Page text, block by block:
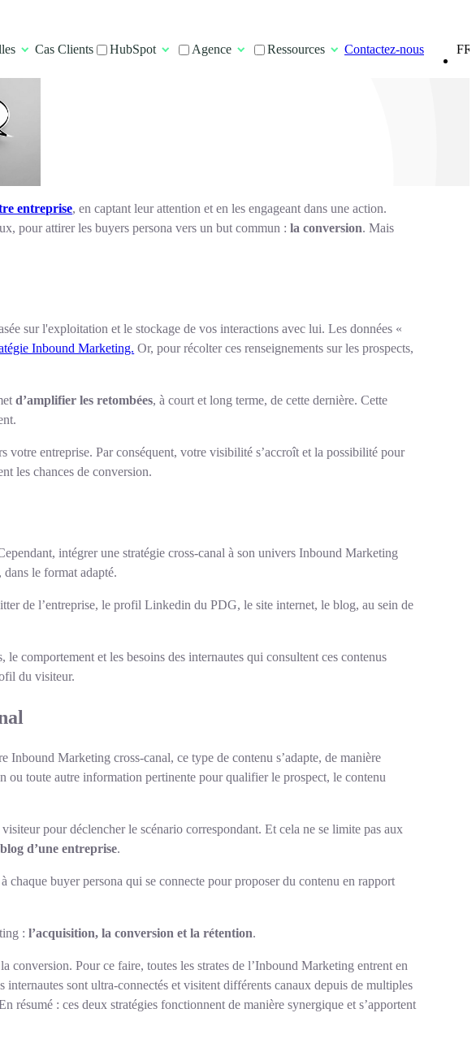
Cas Clients HubSpot Agence Ressources Contactez-nous
entreprise, en captant leur attention et en les engageant dans une action.
pour attirer les buyers persona vers un but commun :la conversion. Mais
sur l'exploitation et le stockage de vos interactions avec lui. Les données «
Inbound Marketing. Or, pour récolter ces renseignements sur les prospects,
d’amplifier les retombées, à court et long terme, de cette dernière. Cette
votre entreprise. Par conséquent, votre visibilité s’accroît et la possibilité pour
les chances de conversion.
intégrer une stratégie cross-canal à son univers Inbound Marketing
le format adapté.
de l’entreprise, le profil Linkedin du PDG, le site internet, le blog, au sein de
comportement et les besoins des internautes qui consultent ces contenus
du visiteur.
Inbound Marketing cross-canal, ce type de contenu s’adapte, de manière
ou toute autre information pertinente pour qualifier le prospect, le contenu
pour déclencher le scénario correspondant. Et cela ne se limite pas aux
d’une entreprise.
chaque buyer persona qui se connecte pour proposer du contenu en rapport
:l’acquisition, la conversion et la rétention.
conversion. Pour ce faire, toutes les strates de l’Inbound Marketing entrent en
sont ultra-connectés et visitent différents canaux depuis de multiples
résumé : ces deux stratégies fonctionnent de manière synergique et s’apportent